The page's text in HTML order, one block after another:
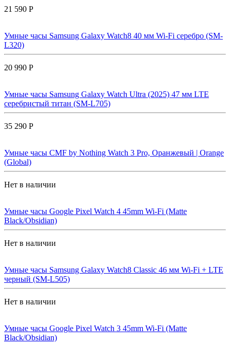
21 590 Р
Умные часы Samsung Galaxy Watch8 40 мм Wi-Fi серебро (SM-
L320)
20 990 Р
Умные часы Samsung Galaxy Watch Ultra (2025) 47 мм LTE
серебристый титан (SM-L705)
35 290 Р
Умные часы CMF by Nothing Watch 3 Pro, Оранжевый | Orange
(Global)
Нет в наличии
Умные часы Google Pixel Watch 4 45mm Wi-Fi (Matte
Black/Obsidian)
Нет в наличии
Умные часы Samsung Galaxy Watch8 Classic 46 мм Wi-Fi + LTE
черный (SM-L505)
Нет в наличии
Умные часы Google Pixel Watch 3 45mm Wi-Fi (Matte
Black/Obsidian)